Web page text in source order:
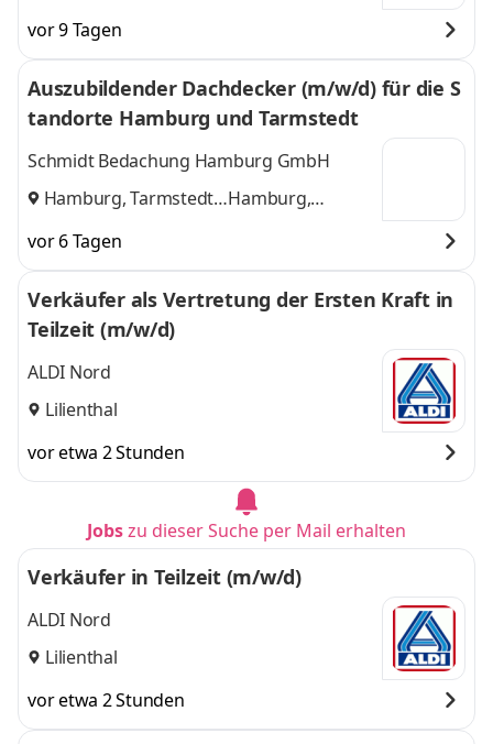
vor 9 Tagen
Auszubildender Dachdecker (m/w/d) für die S
tandorte Hamburg und Tarmstedt
Schmidt Bedachung Hamburg GmbH
Hamburg, Tarmstedt
Hamburg,
vor 6 Tagen
Verkäufer als Vertretung der Ersten Kraft in
Teilzeit (m/w/d)
ALDI Nord
Lilienthal
vor etwa 2 Stunden
Jobszu dieser Suche per Mail erhalten
Verkäufer in Teilzeit (m/w/d)
ALDI Nord
Lilienthal
vor etwa 2 Stunden